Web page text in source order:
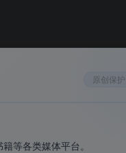
原创保护
等各类媒体平台。